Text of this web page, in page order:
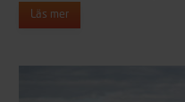
Läs mer